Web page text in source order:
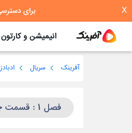
X
انیمیشن و کارتون
آفرینک سریال ادبادز
فصل 1 : قسمت چهل و سوم